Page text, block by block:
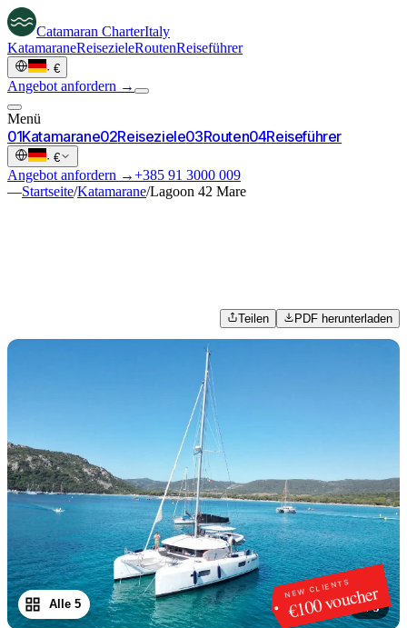
Catamaran CharterItaly
KatamaraneReisezieleRoutenReiseführer
· €
Angebot anfordern →
Menü
01Katamarane02Reiseziele03Routen04Reiseführer
· €
Angebot anfordern →+385 91 3000 009
—Startseite/Katamarane/Lagoon 42 Mare
Teilen PDF herunterladen
NEW CLIENTS
€100 voucher
1 /5
Alle 5